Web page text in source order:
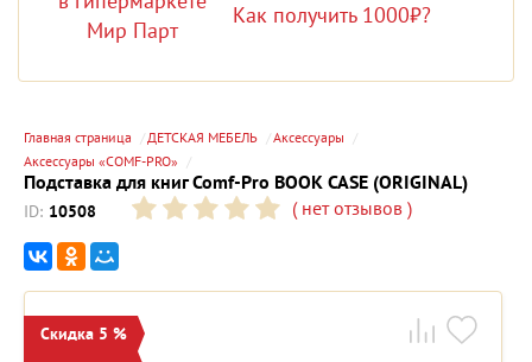
Как получить 1000₽?
Главная страница ДЕТСКАЯ МЕБЕЛЬ
Аксессуары
Аксессуары «COMF-PRO»
Подставка для книг Comf-Pro BOOK CASE (ORIGINAL)
ID: 10508 (нет отзывов )
Скидка 5 %